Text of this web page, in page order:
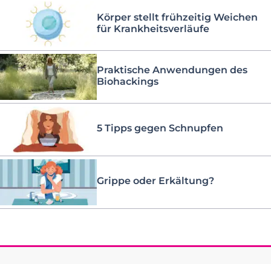
Körper stellt frühzeitig Weichen
für Krankheitsverläufe
Praktische Anwendungen des
Biohackings
5 Tipps gegen Schnupfen
Grippe oder Erkältung?